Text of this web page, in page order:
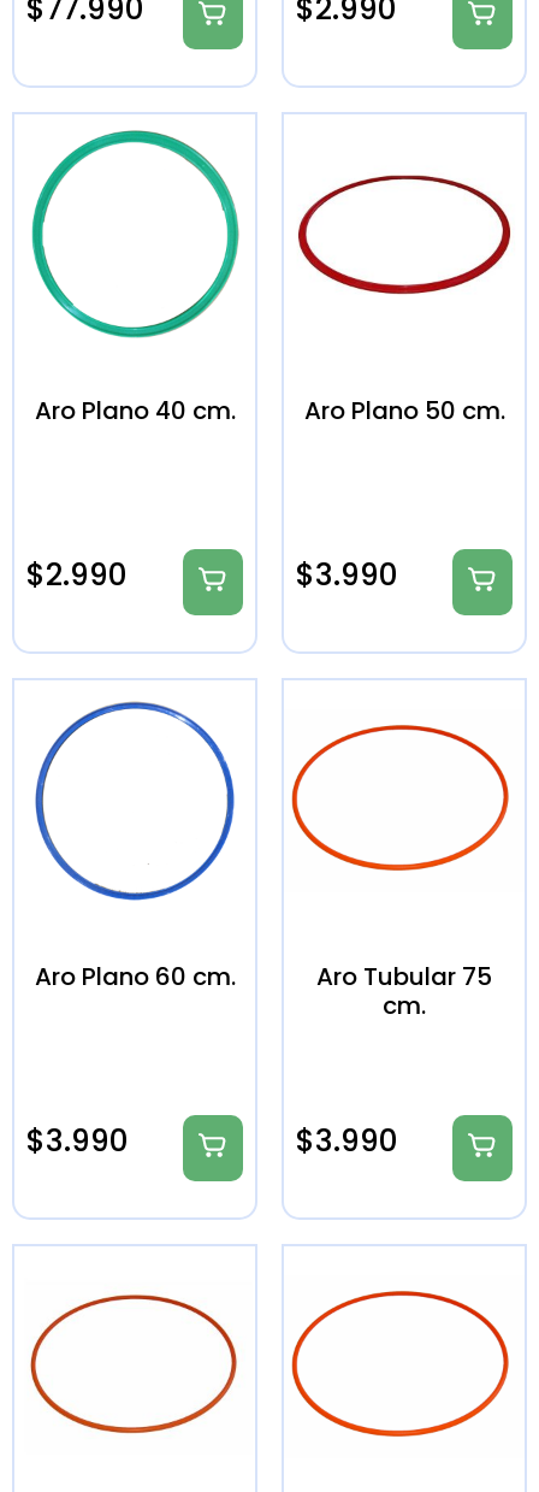
$77.990 $2.990
Aro Plano 40 cm.
$2.990
Aro Plano 50 cm.
$3.990
Aro Plano 60 cm.
$3.990
Aro Tubular 75
cm.
$3.990